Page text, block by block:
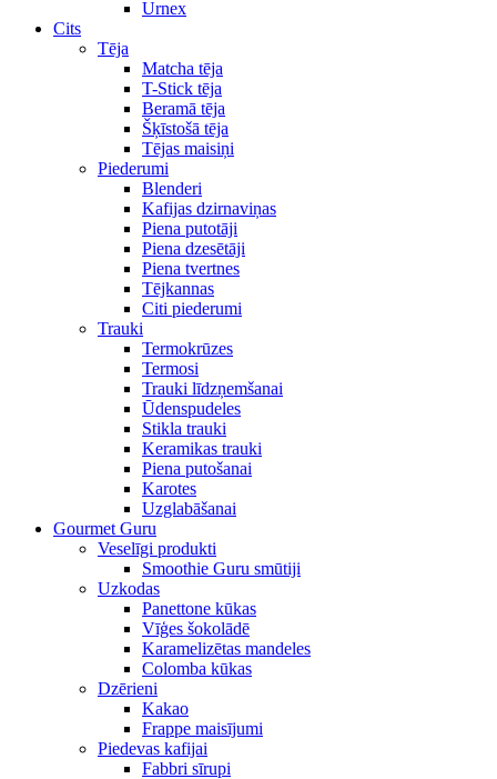
Urnex
Cits
Tēja
Matcha tēja
T-Stick tēja
Beramā tēja
Šķīstošā tēja
Tējas maisiņi
Piederumi
Blenderi
Kafijas dzirnaviņas
Piena putotāji
Piena dzesētāji
Piena tvertnes
Tējkannas
Citi piederumi
Trauki
Termokrūzes
Termosi
Trauki līdzņemšanai
Ūdenspudeles
Stikla trauki
Keramikas trauki
Piena putošanai
Karotes
Uzglabāšanai
Gourmet Guru
Veselīgi produkti
Smoothie Guru smūtiji
Uzkodas
Panettone kūkas
Vīģes šokolādē
Karamelizētas mandeles
Colomba kūkas
Dzērieni
Kakao
Frappe maisījumi
Piedevas kafijai
Fabbri sīrupi